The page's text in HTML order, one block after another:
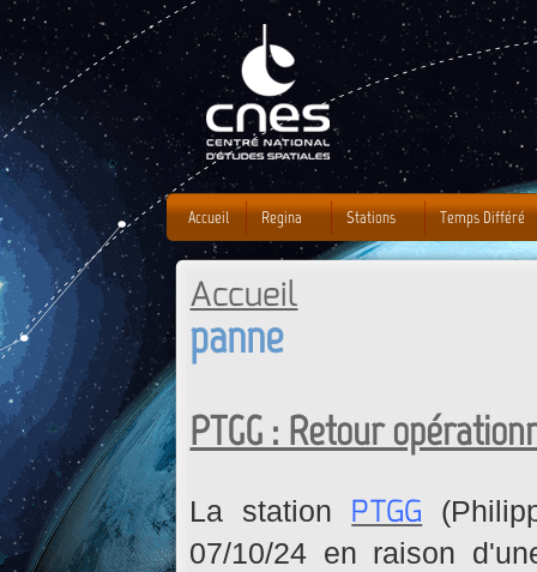
Vous êtes ici
Accueil
panne
PTGG : Retour
La station PTGG
07/10/24 en raison
Accueil Regina Stations Temps Différé